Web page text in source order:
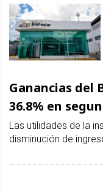
Ganancias del
36.8% en
Las utilidades de la
disminución de